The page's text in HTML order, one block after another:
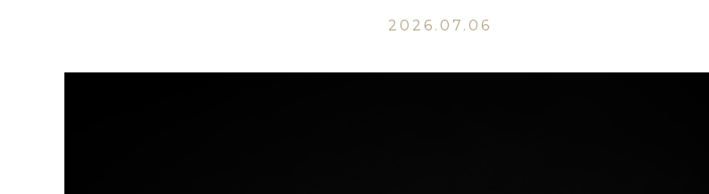
2026.07.06